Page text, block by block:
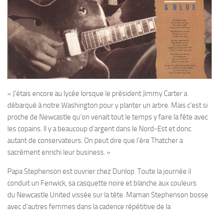
« J’étais encore au lycée lorsque le président Jimmy Carter a
débarqué à notre Washington pour y planter un arbre. Mais c’est si
proche de Newcastle qu’on venait tout le temps y faire la fête avec
les copains. ll y a beaucoup d’argent dans le Nord-Est et donc
autant de conservateurs. On peut dire que l‘ère Thatcher a
sacrément enrichi leur business. »
Papa Stephenson est ouvrier chez Dunlop. Toute la journée il
conduit un Fenwick, sa casquette noire et blanche aux couleurs
du Newcastle United vissée sur la tête. Maman Stephenson bosse
avec d’autres femmes dans la cadence répétitive de la